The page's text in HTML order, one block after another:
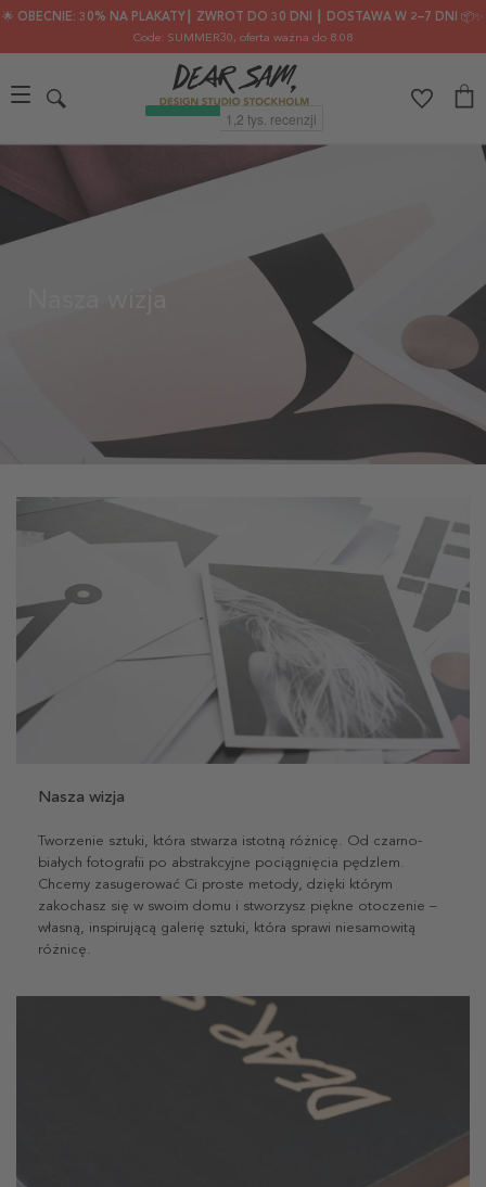
🌟 OBECNIE: 30% NA PLAKATY┃ ZWROT DO 30 DNI ┃ DOSTAWA W 2–7 DNI 📦✨
Code: SUMMER30, oferta ważna do 8.08
Nasza wizja
Tworzenie sztuki, która stwarza istotną różnicę. Od czarno-
białych fotografii po abstrakcyjne pociągnięcia pędzlem.
Chcemy zasugerować Ci proste metody, dzięki którym
zakochasz się w swoim domu i stworzysz piękne otoczenie –
własną, inspirującą galerię sztuki, która sprawi niesamowitą
różnicę.